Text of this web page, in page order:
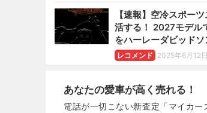
【速報】空冷スポー
活する！ 2027モデル
をハーレーダビッド
レコメンド 2025年6月12日
あなたの愛車が高く売れる！
電話が一切こない新査定「マイカー